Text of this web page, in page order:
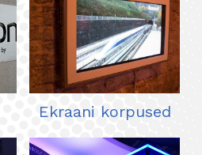
Ekraani korpused